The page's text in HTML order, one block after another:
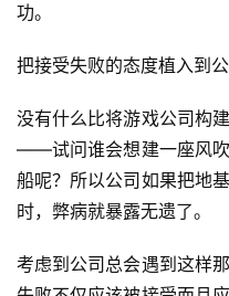
功。
把接受失败的态度植入到
没有什么比将游戏公司构
——试问谁会想建一座风
船呢？所以公司如果把地
时，弊病就暴露无遗了。
考虑到公司总会遇到这样